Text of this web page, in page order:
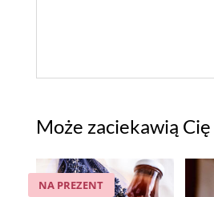
Może zaciekawią
NA PREZENT